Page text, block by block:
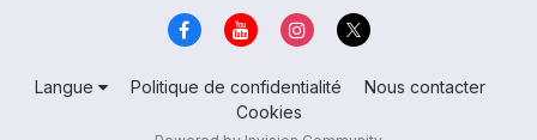
Langue Politique de confidentialité
Nous contacter
Cookies